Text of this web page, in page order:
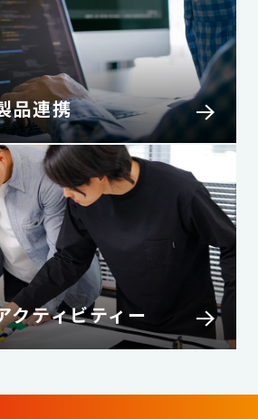
品連携
クティビティー